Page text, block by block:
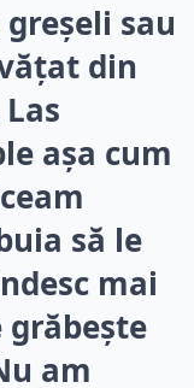
sau
din
așa cum
să le
mai
am